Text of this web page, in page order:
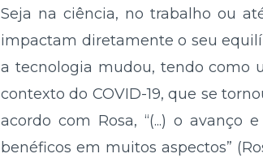
Seja na ciência, no trabalho ou
impactam diretamente o seu
a tecnologia mudou, tendo como
contexto do COVID-19, que se
acordo com Rosa, “(...) o
benéficos em muitos aspectos”